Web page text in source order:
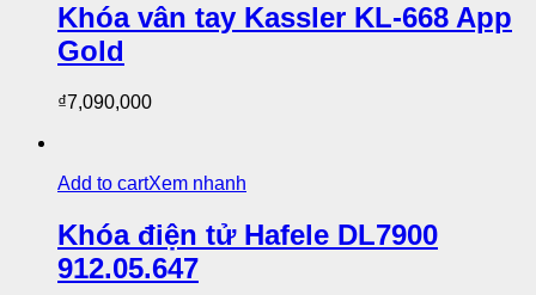
Khóa vân tay Kassler KL-668 App
Gold
₫7,090,000
Add to cartXem nhanh
Khóa điện tử Hafele DL7900
912.05.647